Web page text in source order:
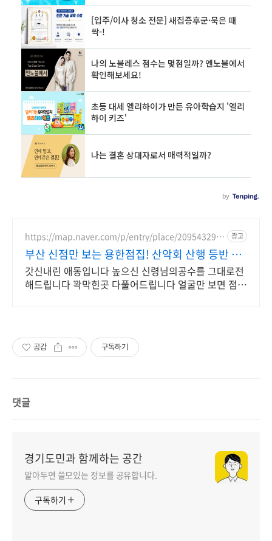
https://map.naver.com/p/entry/place/209543299
광고
부산 신점만 보는 용한점집! 산악회 산행 등반 정
상등정
갓신내린 애동입니다 높으신 신령님의공수를 그대로전
해드립니다 꽉막힌곳 다풀어드립니다 얼굴만 보면 점사
공감 구독하기
댓글
경기도민과 함께하는 공간
알아두면 쓸모있는 정보를 공유합니다.
구독하기